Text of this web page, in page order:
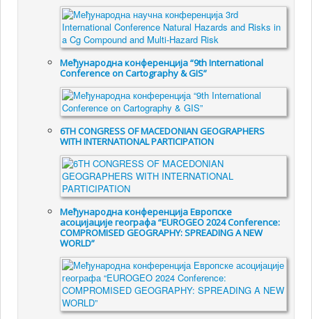
Међународна конференција “9th International
Conference on Cartography & GIS”
6TH CONGRESS OF MACEDONIAN GEOGRAPHERS
WITH INTERNATIONAL PARTICIPATION
Међународна конференција Европске
асоцијације географа “EUROGEO 2024 Conference:
COMPROMISED GEOGRAPHY: SPREADING A NEW
WORLD”